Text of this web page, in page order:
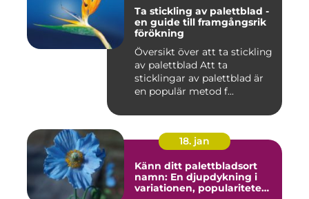
Ta stickling av palettblad -
en guide till framgångsrik
förökning
Översikt över att ta stickling
av palettblad Att ta
sticklingar av palettblad är
en populär metod f...
18. jan
Känn ditt palettbladsort
namn: En djupdykning i
variationen, populariteten